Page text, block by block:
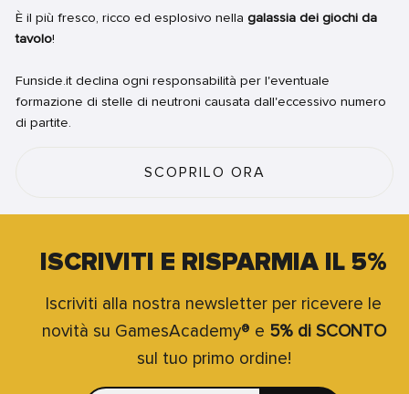
È il più fresco, ricco ed esplosivo nella galassia dei giochi da
tavolo!
Funside.it declina ogni responsabilità per l'eventuale
formazione di stelle di neutroni causata dall'eccessivo numero
di partite.
SCOPRILO ORA
ISCRIVITI E RISPARMIA IL 5%
Iscriviti alla nostra newsletter per ricevere le
novità su GamesAcademy® e 5% di SCONTO
sul tuo primo ordine!